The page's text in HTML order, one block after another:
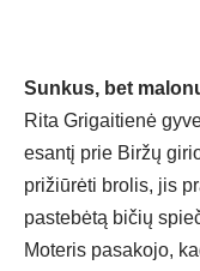
Sunkus, bet
Rita Grigaitienė
esantį prie Biržų
prižiūrėti brolis, jis
pastebėtą bičių
Moteris pasakojo,